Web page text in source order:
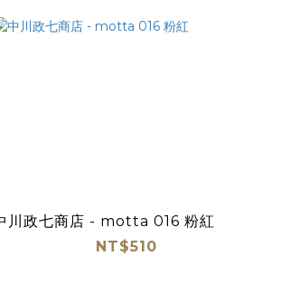
川政七商店 - motta 016 粉紅
NT$510